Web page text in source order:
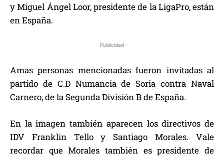
y Miguel Ángel Loor, presidente de la LigaPro, están
en España.
- Publicidad -
Amas personas mencionadas fueron invitadas al
partido de C.D Numancia de Soria contra Naval
Carnero, de la Segunda División B de España.
En la imagen también aparecen los directivos de
IDV Franklin Tello y Santiago Morales. Vale
recordar que Morales también es presidente de